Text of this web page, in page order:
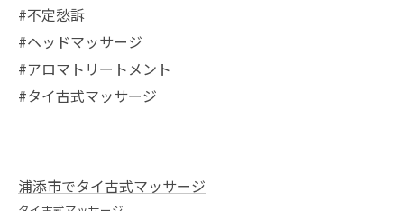
#不定愁訴
#ヘッドマッサージ
#アロマトリートメント
#タイ古式マッサージ
浦添市でタイ古式マッサージ